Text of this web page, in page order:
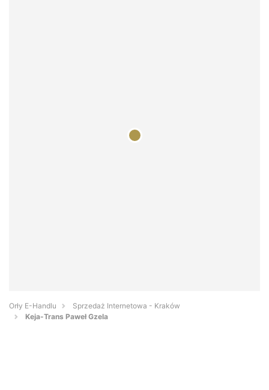
Orły E-Handlu
Sprzedaż Internetowa - Kraków
Keja-Trans Paweł Gzela